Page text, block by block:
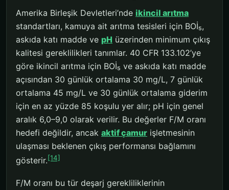
Amerika Birleşik Devletleri’nde ikincil arıtma
standartları, kamuya ait arıtma tesisleri için BOİ₅,
askıda katı madde ve pH üzerinden minimum çıkış
kalitesi gereklilikleri tanımlar. 40 CFR 133.102’ye
göre ikincil arıtma için BOİ₅ ve askıda katı madde
açısından 30 günlük ortalama 30 mg/L, 7 günlük
ortalama 45 mg/L ve 30 günlük ortalama giderim
için en az yüzde 85 koşulu yer alır; pH için genel
aralık 6,0–9,0 olarak verilir. Bu değerler F/M oranı
hedefi değildir, ancak aktif çamur işletmesinin
ulaşması beklenen çıkış performansı bağlamını
gösterir.[14]
F/M oranı bu tür deşarj gerekliliklerinin